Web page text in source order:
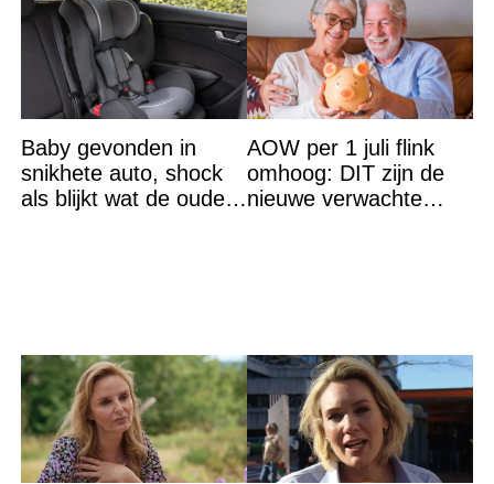
Baby gevonden in
snikhete auto, shock
als blijkt wat de ouders
AOW per 1 juli flink
omhoog: DIT zijn de
nieuwe verwachte